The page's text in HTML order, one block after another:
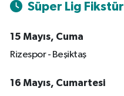
Süper Lig Fikstür
15 Mayıs, Cuma
Rizespor - Beşiktaş
16 Mayıs, Cumartesi